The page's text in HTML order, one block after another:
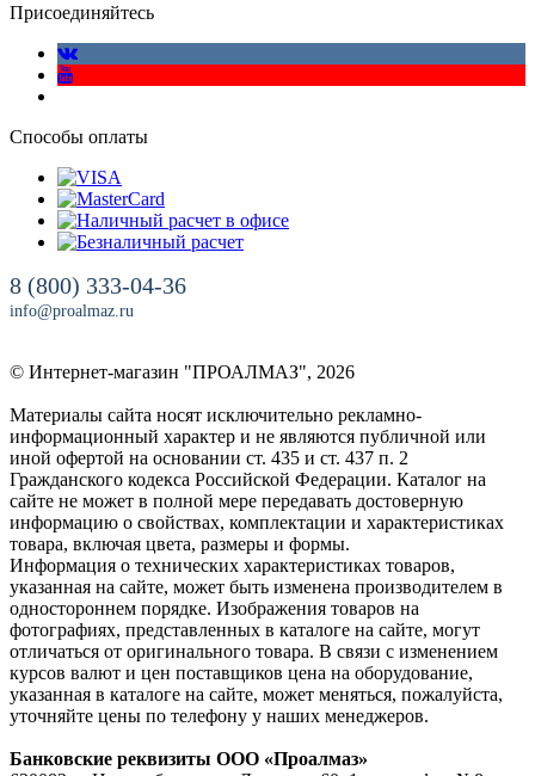
Присоединяйтесь
Способы оплаты
8 (800) 333-04-36
info@proalmaz.ru
© Интернет-магазин "ПРОАЛМАЗ", 2026
Материалы сайта носят исключительно рекламно-
информационный характер и не являются публичной или
иной офертой на основании ст. 435 и ст. 437 п. 2
Гражданского кодекса Российской Федерации. Каталог на
сайте не может в полной мере передавать достоверную
информацию о свойствах, комплектации и характеристиках
товара, включая цвета, размеры и формы.
Информация о технических характеристиках товаров,
указанная на сайте, может быть изменена производителем в
одностороннем порядке. Изображения товаров на
фотографиях, представленных в каталоге на сайте, могут
отличаться от оригинального товара. В связи с изменением
курсов валют и цен поставщиков цена на оборудование,
указанная в каталоге на сайте, может меняться, пожалуйста,
уточняйте цены по телефону у наших менеджеров.
Банковские реквизиты ООО «Проалмаз»